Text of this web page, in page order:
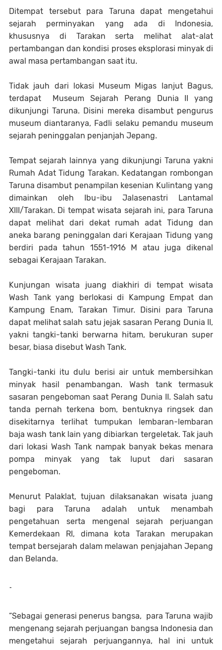
Ditempat tersebut para Taruna dapat mengetahui
sejarah perminyakan yang ada di Indonesia,
khususnya di Tarakan serta melihat alat-alat
pertambangan dan kondisi proses eksplorasi minyak di
awal masa pertambangan saat itu.
Tidak jauh dari lokasi Museum Migas lanjut Bagus,
terdapat Museum Sejarah Perang Dunia II yang
dikunjungi Taruna. Disini mereka disambut pengurus
museum diantaranya, Fadli selaku pemandu museum
sejarah peninggalan penjanjah Jepang.
Tempat sejarah lainnya yang dikunjungi Taruna yakni
Rumah Adat Tidung Tarakan. Kedatangan rombongan
Taruna disambut penampilan kesenian Kulintang yang
dimainkan oleh Ibu-ibu Jalasenastri Lantamal
XIII/Tarakan. Di tempat wisata sejarah ini, para Taruna
dapat melihat dari dekat rumah adat Tidung dan
aneka barang peninggalan dari Kerajaan Tidung yang
berdiri pada tahun 1551-1916 M atau juga dikenal
sebagai Kerajaan Tarakan.
Kunjungan wisata juang diakhiri di tempat wisata
Wash Tank yang berlokasi di Kampung Empat dan
Kampung Enam, Tarakan Timur. Disini para Taruna
dapat melihat salah satu jejak sasaran Perang Dunia II,
yakni tangki-tanki berwarna hitam, berukuran super
besar, biasa disebut Wash Tank.
Tangki-tanki itu dulu berisi air untuk membersihkan
minyak hasil penambangan. Wash tank termasuk
sasaran pengeboman saat Perang Dunia II. Salah satu
tanda pernah terkena bom, bentuknya ringsek dan
disekitarnya terlihat tumpukan lembaran-lembaran
baja wash tank lain yang dibiarkan tergeletak. Tak jauh
dari lokasi Wash Tank nampak banyak bekas menara
pompa minyak yang tak luput dari sasaran
pengeboman.
Menurut Palaklat, tujuan dilaksanakan wisata juang
bagi para Taruna adalah untuk menambah
pengetahuan serta mengenal sejarah perjuangan
Kemerdekaan RI, dimana kota Tarakan merupakan
tempat bersejarah dalam melawan penjajahan Jepang
dan Belanda.
-
“Sebagai generasi penerus bangsa, para Taruna wajib
mengenang sejarah perjuangan bangsa Indonesia dan
mengetahui sejarah perjuangannya, hal ini untuk